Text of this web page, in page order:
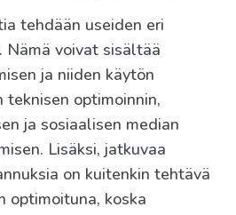
tehdään useiden eri
voivat sisältää
ja niiden käytön
teknisen optimoinnin,
ja sosiaalisen median
Lisäksi, jatkuvaa
on kuitenkin tehtävä
optimoituna, koska